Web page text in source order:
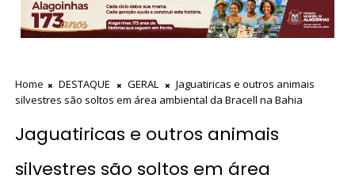
Home DESTAQUE GERAL
Jaguatiricas e outros animais
silvestres são soltos em área ambiental da Bracell na Bahia
Jaguatiricas e outros animais
silvestres são soltos em área